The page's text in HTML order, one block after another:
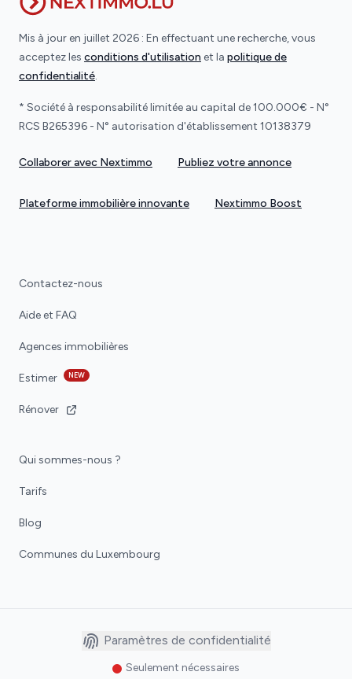
Mis à jour en juillet 2026 : En effectuant une recherche, vous
acceptez les conditions d'utilisation et la politique de
confidentialité.
* Société à responsabilité limitée au capital de 100.000€ - N°
RCS B265396 - N° autorisation d'établissement 10138379
Collaborer avec Nextimmo Publiez votre annonce
Plateforme immobilière innovante Nextimmo Boost
Contactez-nous
Aide et FAQ
Agences immobilières
Estimer NEW
Rénover
Qui sommes-nous ?
Tarifs
Blog
Communes du Luxembourg
Paramètres de confidentialité
Seulement nécessaires